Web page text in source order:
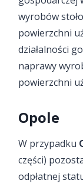
wyrobów
powierzchni
działalności
naprawy
powierzchni
Opole
W przypadku
części)
odpłatnej